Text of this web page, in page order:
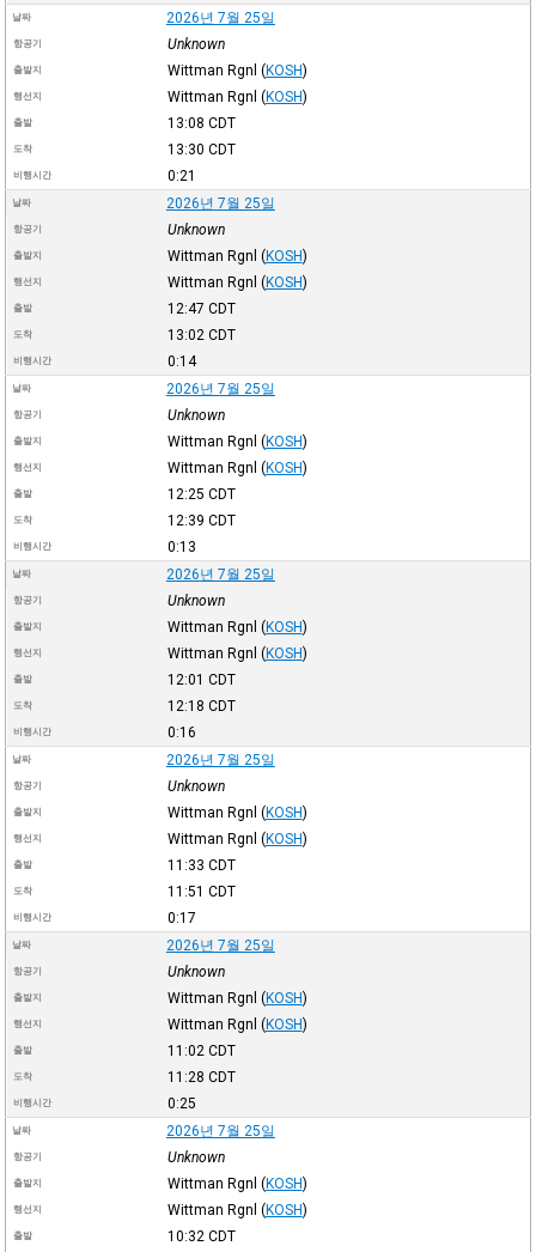
날짜 2026년 7월 25일
항공기 Unknown
출발지 Wittman Rgnl (KOSH)
행선지 Wittman Rgnl (KOSH)
출발 13:08 CDT
도착 13:30 CDT
비행시간 0:21
날짜 2026년 7월 25일
항공기 Unknown
출발지 Wittman Rgnl (KOSH)
행선지 Wittman Rgnl (KOSH)
출발 12:47 CDT
도착 13:02 CDT
비행시간 0:14
날짜 2026년 7월 25일
항공기 Unknown
출발지 Wittman Rgnl (KOSH)
행선지 Wittman Rgnl (KOSH)
출발 12:25 CDT
도착 12:39 CDT
비행시간 0:13
날짜 2026년 7월 25일
항공기 Unknown
출발지 Wittman Rgnl (KOSH)
행선지 Wittman Rgnl (KOSH)
출발 12:01 CDT
도착 12:18 CDT
비행시간 0:16
날짜 2026년 7월 25일
항공기 Unknown
출발지 Wittman Rgnl (KOSH)
행선지 Wittman Rgnl (KOSH)
출발 11:33 CDT
도착 11:51 CDT
비행시간 0:17
날짜 2026년 7월 25일
항공기 Unknown
출발지 Wittman Rgnl (KOSH)
행선지 Wittman Rgnl (KOSH)
출발 11:02 CDT
도착 11:28 CDT
비행시간 0:25
날짜 2026년 7월 25일
항공기 Unknown
출발지 Wittman Rgnl (KOSH)
행선지 Wittman Rgnl (KOSH)
출발 10:32 CDT